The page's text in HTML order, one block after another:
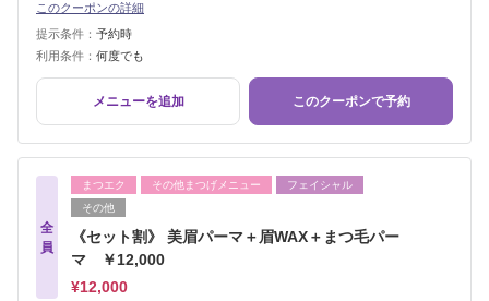
このクーポンの詳細
提示条件： 予約時
利用条件： 何度でも
メニューを追加 このクーポンで予約
全
員
まつエク その他まつげメニュー
フェイシャル
その他
《セット割》 美眉パーマ＋眉WAX＋まつ毛パー
マ ￥12,000
¥12,000